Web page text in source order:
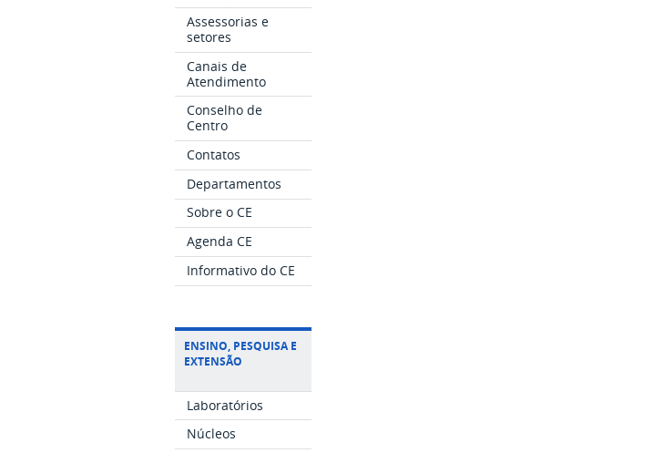
Assessorias e
setores
Canais de
Atendimento
Conselho de
Centro
Contatos
Departamentos
Sobre o CE
Agenda CE
Informativo do CE
ENSINO, PESQUISA E
EXTENSÃO
Laboratórios
Núcleos